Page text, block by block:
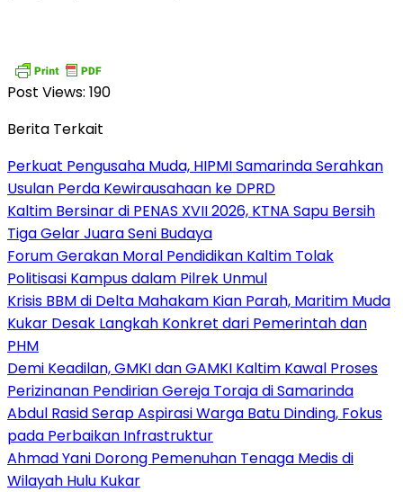
Post Views: 190
Berita Terkait
Perkuat Pengusaha Muda, HIPMI Samarinda Serahkan
Usulan Perda Kewirausahaan ke DPRD
Kaltim Bersinar di PENAS XVII 2026, KTNA Sapu Bersih
Tiga Gelar Juara Seni Budaya
Forum Gerakan Moral Pendidikan Kaltim Tolak
Politisasi Kampus dalam Pilrek Unmul
Krisis BBM di Delta Mahakam Kian Parah, Maritim Muda
Kukar Desak Langkah Konkret dari Pemerintah dan
PHM
Demi Keadilan, GMKI dan GAMKI Kaltim Kawal Proses
Perizinanan Pendirian Gereja Toraja di Samarinda
Abdul Rasid Serap Aspirasi Warga Batu Dinding, Fokus
pada Perbaikan Infrastruktur
Ahmad Yani Dorong Pemenuhan Tenaga Medis di
Wilayah Hulu Kukar